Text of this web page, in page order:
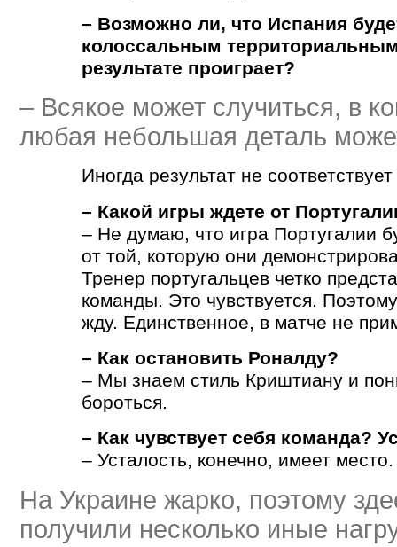
– Возможно ли, что Испания
колоссальным
результате проиграет?
– Всякое может случиться, в
любая небольшая деталь
Иногда результат не
– Какой игры ждете от
– Не думаю, что игра Португалии
от той, которую они
Тренер португальцев четко
команды. Это чувствуется.
жду. Единственное, в матче не
– Как остановить Роналду?
– Мы знаем стиль Криштиану и
бороться.
– Как чувствует себя команда?
– Усталость, конечно, имеет место.
На Украине жарко, поэтому
получили несколько иные